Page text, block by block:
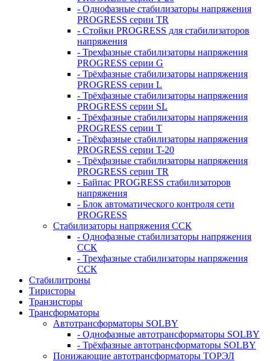
- Однофазные стабилизаторы напряжения
PROGRESS серии TR
- Стойки PROGRESS для стабилизаторов
напряжения
- Трехфазные стабилизаторы напряжения
PROGRESS серии G
- Трёхфазные стабилизаторы напряжения
PROGRESS серии L
- Трёхфазные стабилизаторы напряжения
PROGRESS серии SL
- Трёхфазные стабилизаторы напряжения
PROGRESS серии T
- Трёхфазные стабилизаторы напряжения
PROGRESS серии T-20
- Трёхфазные стабилизаторы напряжения
PROGRESS серии TR
- Байпас PROGRESS стабилизаторов
напряжения
- Блок автоматического контроля сети
PROGRESS
Стабилизаторы напряжения ССК
- Однофазные стабилизаторы напряжения
ССК
- Трехфазные стабилизаторы напряжения
ССК
Стабилитроны
Тиристоры
Транзисторы
Трансформаторы
Автотрансформаторы SOLBY
- Однофазные автотрансформаторы SOLBY
- Трёхфазные автотрансформаторы SOLBY
Понижающие автотрансформаторы ТОРЭЛ